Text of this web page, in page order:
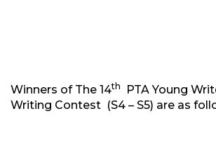
Winners of The 14th
PTA Young
Writing Contest (S4 – S5) are as